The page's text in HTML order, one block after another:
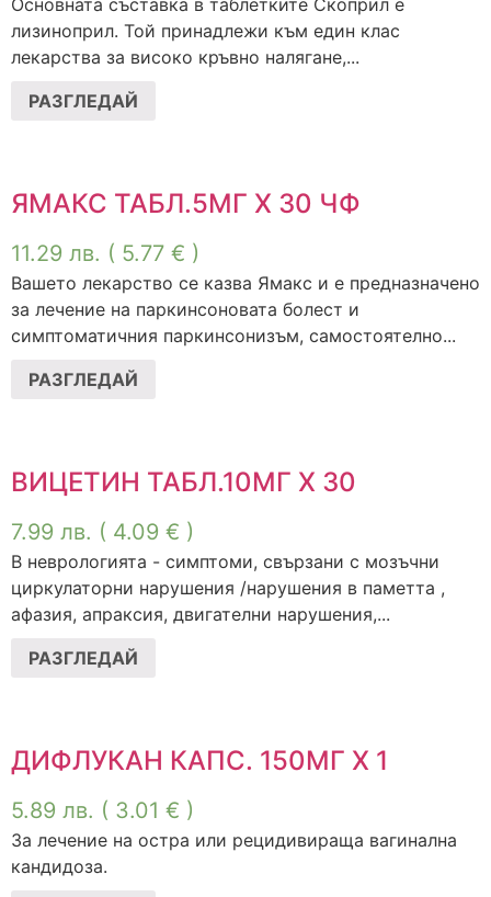
Основната съставка в таблетките Скоприл е
лизиноприл. Той принадлежи към един клас
лекарства за високо кръвно налягане,...
РАЗГЛЕДАЙ
ЯМАКС ТАБЛ.5МГ Х 30 ЧФ
11.29 лв. ( 5.77 € )
Вашето лекарство се казва Ямакс и е предназначено
за лечение на паркинсоновата болест и
симптоматичния паркинсонизъм, самостоятелно...
РАЗГЛЕДАЙ
ВИЦЕТИН ТАБЛ.10МГ Х 30
7.99 лв. ( 4.09 € )
В неврологията - симптоми, свързани с мозъчни
циркулаторни нарушения /нарушения в паметта ,
афазия, апраксия, двигателни нарушения,...
РАЗГЛЕДАЙ
ДИФЛУКАН КАПС. 150МГ Х 1
5.89 лв. ( 3.01 € )
За лечение на остра или рецидивираща вагинална
кандидоза.